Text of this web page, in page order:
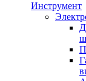
Инструмент